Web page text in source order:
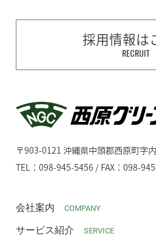
採用情報は
RECRUIT
〒903-0121 沖縄県中頭郡西原町字
TEL：098-945-5456 / FAX：098-
会社案内 COMPANY
サービス紹介 SERVICE